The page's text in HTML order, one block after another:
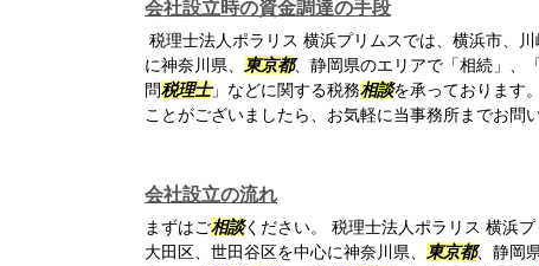
会社設立時の資金調達の手段
税理士法人ポラリス 横浜プリムスでは、横浜市、
に神奈川県、
東京都、静岡県のエリアで「相続」、
問税理士」などに関する税務相談を承っております
ことがございましたら、お気軽に当事務所までお問
会社設立の流れ
まずはご相談ください。 税理士法人ポラリス 横浜プ
大田区、世田谷区を中心に神奈川県、
東京都、静岡